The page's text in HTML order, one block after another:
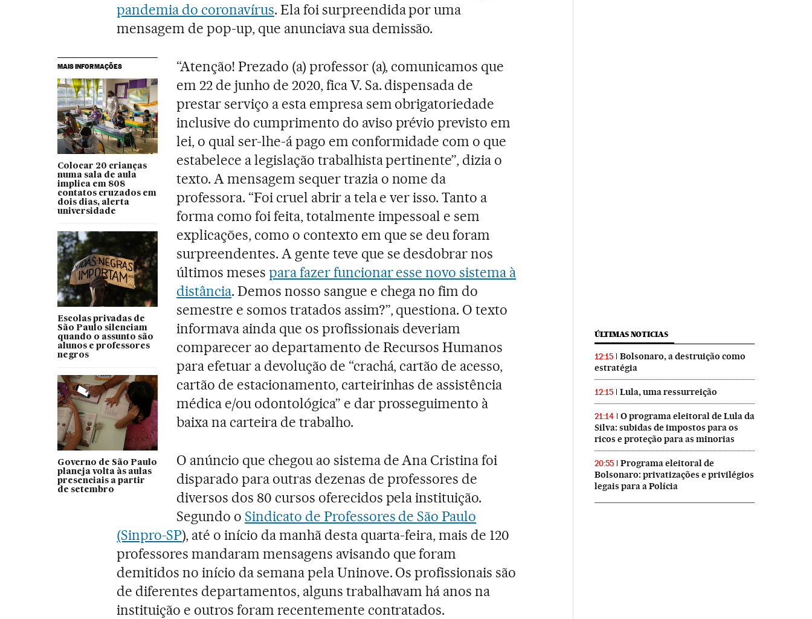
pandemia do coronavírus. Ela foi surpreendida por uma
mensagem de pop-up, que anunciava sua demissão.
MAIS INFORMAÇÕES
Colocar 20 crianças
numa sala de aula
implica em 808
contatos cruzados em
dois dias, alerta
universidade
Escolas privadas de
São Paulo silenciam
quando o assunto são
alunos e professores
negros
Governo de São Paulo
planeja volta às aulas
presenciais a partir
de setembro
“Atenção! Prezado (a) professor (a), comunicamos que
em 22 de junho de 2020, fica V. Sa. dispensada de
prestar serviço a esta empresa sem obrigatoriedade
inclusive do cumprimento do aviso prévio previsto em
lei, o qual ser-lhe-á pago em conformidade com o que
estabelece a legislação trabalhista pertinente”, dizia o
texto. A mensagem sequer trazia o nome da
professora. “Foi cruel abrir a tela e ver isso. Tanto a
forma como foi feita, totalmente impessoal e sem
explicações, como o contexto em que se deu foram
surpreendentes. A gente teve que se desdobrar nos
últimos meses para fazer funcionar esse novo sistema à
distância. Demos nosso sangue e chega no fim do
semestre e somos tratados assim?”, questiona. O texto
informava ainda que os profissionais deveriam
comparecer ao departamento de Recursos Humanos
para efetuar a devolução de “crachá, cartão de acesso,
cartão de estacionamento, carteirinhas de assistência
médica e/ou odontológica” e dar prosseguimento à
baixa na carteira de trabalho.
O anúncio que chegou ao sistema de Ana Cristina foi
disparado para outras dezenas de professores de
diversos dos 80 cursos oferecidos pela instituição.
Segundo o Sindicato de Professores de São Paulo
(Sinpro-SP), até o início da manhã desta quarta-feira, mais de 120
professores mandaram mensagens avisando que foram
demitidos no início da semana pela Uninove. Os profissionais são
de diferentes departamentos, alguns trabalhavam há anos na
instituição e outros foram recentemente contratados.
ÚLTIMAS NOTICIAS
12:15
Bolsonaro, a destruição como
estratégia
12:15 Lula, uma ressurreição
21:14
O programa eleitoral de Lula da
Silva: subidas de impostos para os
ricos e proteção para as minorias
20:55
Programa eleitoral de
Bolsonaro: privatizações e privilégios
legais para a Polícia